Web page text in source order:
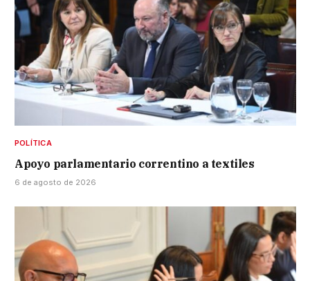
POLÍTICA
Apoyo parlamentario correntino a textiles
6 de agosto de 2026